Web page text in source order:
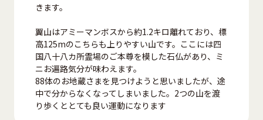
きます。
翼山はアミーマンボスから約1.2キロ離れており、標
高125mのこちらも上りやすい山です。ここには四
国八十八カ所霊場のご本尊を模した石仏があり、ミ
ニお遍路気分が味わえます。
88体のお地蔵さまを見つけようと思いましたが、途
中で分からなくなってしまいました。2つの山を渡
り歩くととても良い運動になります